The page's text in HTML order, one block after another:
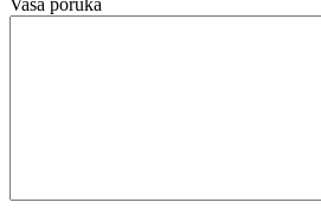
Vaša poruka